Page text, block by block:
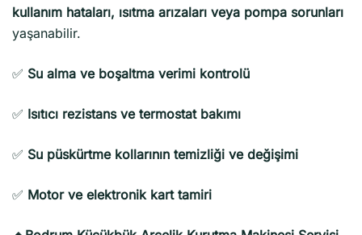
kullanım hataları, ısıtma arızaları veya pompa sorunları
yaşanabilir.
✅ Su alma ve boşaltma verimi kontrolü
✅ Isıtıcı rezistans ve termostat bakımı
✅ Su püskürtme kollarının temizliği ve değişimi
✅ Motor ve elektronik kart tamiri